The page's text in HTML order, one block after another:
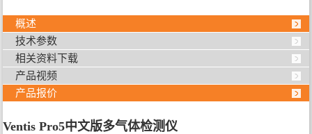
概述
技术参数
相关资料下载
产品视频
产品报价
Ventis Pro5中文版多气体检测仪